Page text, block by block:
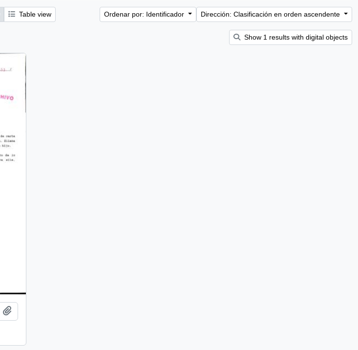
Table view Ordenar por: Identificador Dirección: Clasificación en orden ascendente
Show 1 results with digital objects